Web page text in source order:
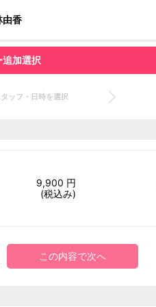
由香
追加選択
ッフ・日時を選択
9,900 円
(税込み)
この内容で次へ